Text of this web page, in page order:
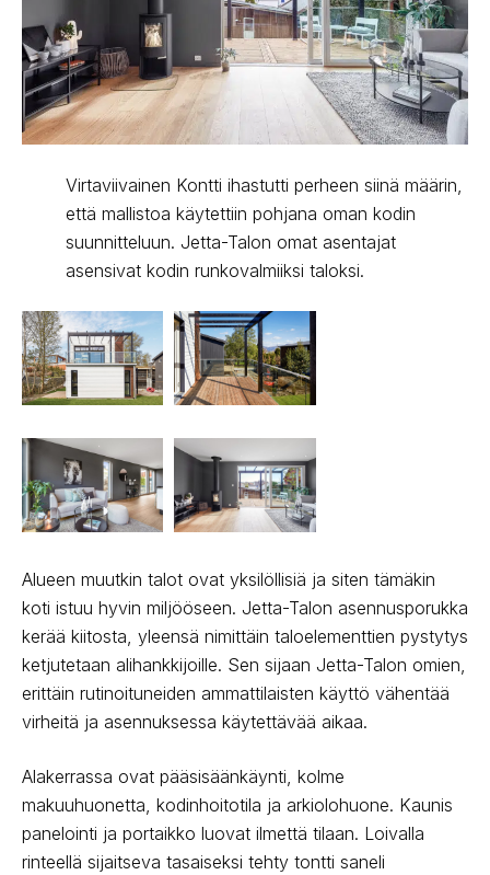
Virtaviivainen Kontti ihastutti perheen siinä määrin,
että mallistoa käytettiin pohjana oman kodin
suunnitteluun. Jetta-Talon omat asentajat
asensivat kodin runkovalmiiksi taloksi.
Alueen muutkin talot ovat yksilöllisiä ja siten tämäkin
koti istuu hyvin miljööseen. Jetta-Talon asennusporukka
kerää kiitosta, yleensä nimit­täin taloelementtien pystytys
ketjutetaan alihankkijoille. Sen sijaan Jetta-Talon omien,
erittäin rutinoituneiden ammattilaisten käyttö vä­hentää
virheitä ja asennuksessa käytettävää aikaa.
Alakerrassa ovat pääsisäänkäynti, kolme
makuuhuonetta, kodinhoitotila ja arkiolohuone. Kaunis
panelointi ja portaikko luovat ilmettä tilaan. Loivalla
rinteellä sijaitseva tasai­seksi tehty tontti saneli